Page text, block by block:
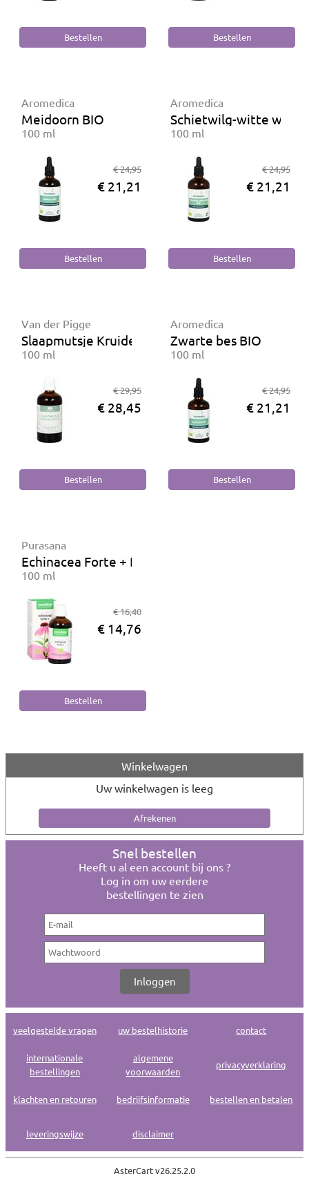
Aromedica
Meidoorn BIO
100 ml
€ 24,95
€ 21,21
Aromedica
Schietwilg-witte wilg
100 ml
€ 24,95
€ 21,21
Van der Pigge
Slaapmutsje Kruiden complex
100 ml
€ 29,95
€ 28,45
Aromedica
Zwarte bes BIO
100 ml
€ 24,95
€ 21,21
Purasana
Echinacea Forte + BIO
100 ml
€ 16,40
€ 14,76
Winkelwagen
Uw winkelwagen is leeg
Snel bestellen
Heeft u al een account bij ons ?
Log in om uw eerdere
bestellingen te zien
veelgestelde vragen uw bestelhistorie contact
internationale
bestellingen
algemene
voorwaarden
privacyverklaring
klachten en retouren bedrijfsinformatie bestellen en betalen
leveringswijze disclaimer
AsterCart v26.25.2.0